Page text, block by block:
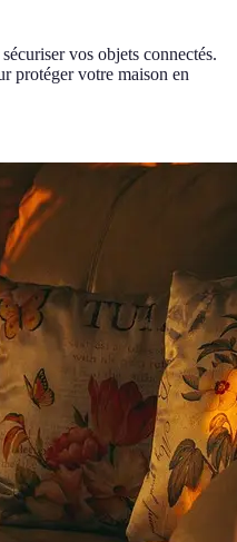
vos objets connectés.
protéger votre maison en